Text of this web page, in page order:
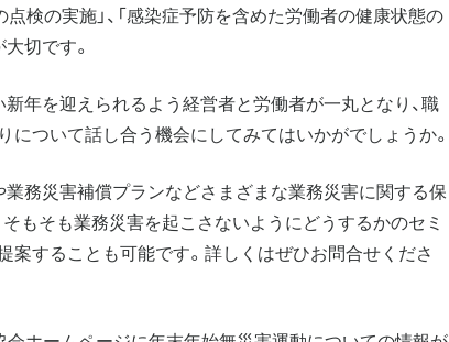
点検の実施」、「感染症予防を含めた労働者の健康状態の
切です。
年を迎えられるよう経営者と労働者が一丸となり、職
ついて話し合う機会にしてみてはいかがでしょうか。
業務災害補償プランなどさまざまな業務災害に関する保
もそも業務災害を起こさないようにどうするかのセミ
案することも可能です。詳しくはぜひお問合せくださ